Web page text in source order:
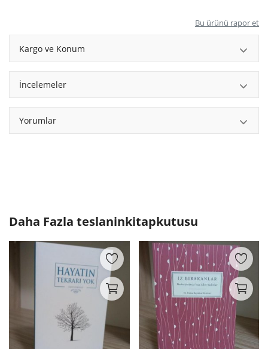
Bu ürünü rapor et
Kargo ve Konum
İncelemeler
Yorumlar
Daha Fazla teslaninkitapkutusu